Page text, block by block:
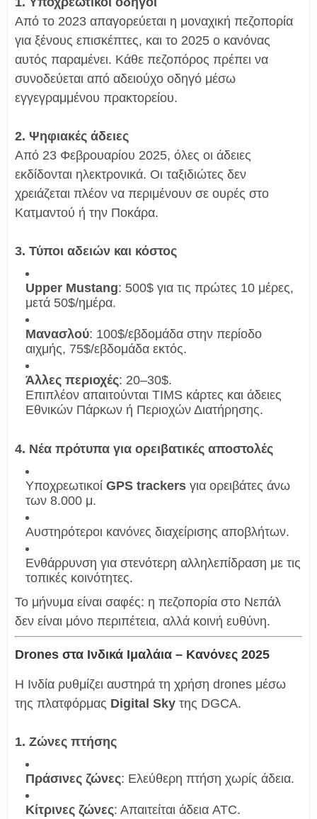
Από το 2023 απαγορεύεται η μοναχική πεζοπορία
για ξένους επισκέπτες, και το 2025 ο κανόνας
αυτός παραμένει. Κάθε πεζοπόρος πρέπει να
συνοδεύεται από αδειούχο οδηγό μέσω
εγγεγραμμένου πρακτορείου.
2. Ψηφιακές άδειες
Από 23 Φεβρουαρίου 2025, όλες οι άδειες
εκδίδονται ηλεκτρονικά. Οι ταξιδιώτες δεν
χρειάζεται πλέον να περιμένουν σε ουρές στο
Κατμαντού ή την Ποκάρα.
3. Τύποι αδειών και κόστος
Upper Mustang: 500$ για τις πρώτες 10 μέρες,
μετά 50$/ημέρα.
Μανασλού: 100$/εβδομάδα στην περίοδο
αιχμής, 75$/εβδομάδα εκτός.
Άλλες περιοχές: 20–30$.
Επιπλέον απαιτούνται TIMS κάρτες και άδειες
Εθνικών Πάρκων ή Περιοχών Διατήρησης.
4. Νέα πρότυπα για ορειβατικές αποστολές
Υποχρεωτικοί GPS trackers για ορειβάτες άνω
των 8.000 μ.
Αυστηρότεροι κανόνες διαχείρισης αποβλήτων.
Ενθάρρυνση για στενότερη αλληλεπίδραση με τις
τοπικές κοινότητες.
Το μήνυμα είναι σαφές: η πεζοπορία στο Νεπάλ
δεν είναι μόνο περιπέτεια, αλλά κοινή ευθύνη.
Drones στα Ινδικά Ιμαλάια – Κανόνες 2025
Η Ινδία ρυθμίζει αυστηρά τη χρήση drones μέσω
της πλατφόρμας Digital Sky της DGCA.
1. Ζώνες πτήσης
Πράσινες ζώνες: Ελεύθερη πτήση χωρίς άδεια.
Κίτρινες ζώνες: Απαιτείται άδεια ATC.